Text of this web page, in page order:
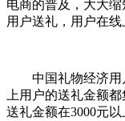
电商的普及，大大
用户送礼，用户在
中国礼物经济用
上用户的送礼金额
送礼金额在3000元